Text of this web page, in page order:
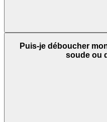
Puis-je déboucher
soude ou